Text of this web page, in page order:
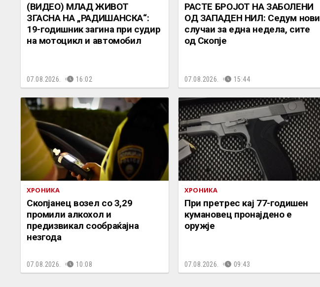
(ВИДЕО) МЛАД ЖИВОТ
ЗГАСНА НА „РАДИШАНСКА“:
19-годишник загина при судир
на мотоцикл и автомобил
07.08.2026. 16:02
РАСТЕ БРОЈОТ НА ЗАБОЛЕНИ
ОД ЗАПАДЕН НИЛ: Седум нови
случаи за една недела, сите
од Скопје
07.08.2026. 15:44
ХРОНИКА
Скопјанец возел со 3,29
промили алкохол и
предизвикал сообраќајна
незгода
07.08.2026. 10:08
ХРОНИКА
При претрес кај 77-годишен
кумановец пронајдено е
оружје
07.08.2026. 09:43